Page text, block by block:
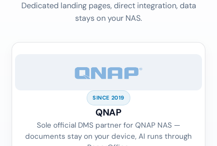
Dedicated landing pages, direct integration, data
stays on your NAS.
SINCE 2019
QNAP
Sole official DMS partner for QNAP NAS —
documents stay on your device, AI runs through